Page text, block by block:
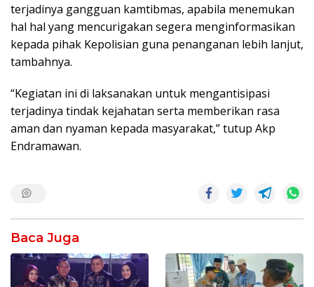
terjadinya gangguan kamtibmas, apabila menemukan
hal hal yang mencurigakan segera menginformasikan
kepada pihak Kepolisian guna penanganan lebih lanjut,
tambahnya.
“Kegiatan ini di laksanakan untuk mengantisipasi
terjadinya tindak kejahatan serta memberikan rasa
aman dan nyaman kepada masyarakat,” tutup Akp
Endramawan.
Baca Juga